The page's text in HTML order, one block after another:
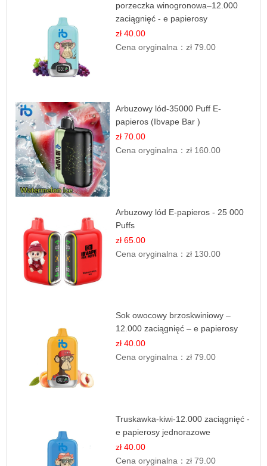
porzeczka winogronowa–12.000
zaciągnięć - e papierosy
zł 40.00
Cena oryginalna：zł 79.00
Arbuzowy lód-35000 Puff E-
papieros (Ibvape Bar )
zł 70.00
Cena oryginalna：zł 160.00
Arbuzowy lód E-papieros - 25 000
Puffs
zł 65.00
Cena oryginalna：zł 130.00
Sok owocowy brzoskwiniowy –
12.000 zaciągnięć – e papierosy
jednorazowe
zł 40.00
Cena oryginalna：zł 79.00
Truskawka-kiwi-12.000 zaciągnięć -
e papierosy jednorazowe
zł 40.00
Cena oryginalna：zł 79.00